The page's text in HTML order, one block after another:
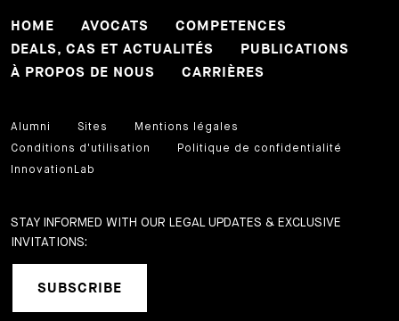
HOME AVOCATS
COMPETENCES
DEALS, CAS ET ACTUALITÉS
PUBLICATIONS
À PROPOS DE NOUS
CARRIÈRES
Alumni Sites
Mentions légales
Conditions d'utilisation
Politique de confidentialité
InnovationLab
STAY INFORMED WITH OUR LEGAL UPDATES & EXCLUSIVE
INVITATIONS:
SUBSCRIBE